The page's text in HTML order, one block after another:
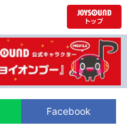
Facebook